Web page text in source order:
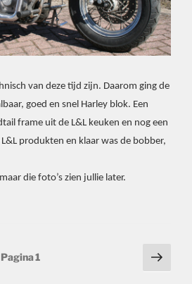
van deze tijd zijn. Daarom ging de
goed en snel Harley blok. Een
frame uit de L&L keuken en nog een
produkten en klaar was de bobber,
die foto’s zien jullie later.
Pagina1